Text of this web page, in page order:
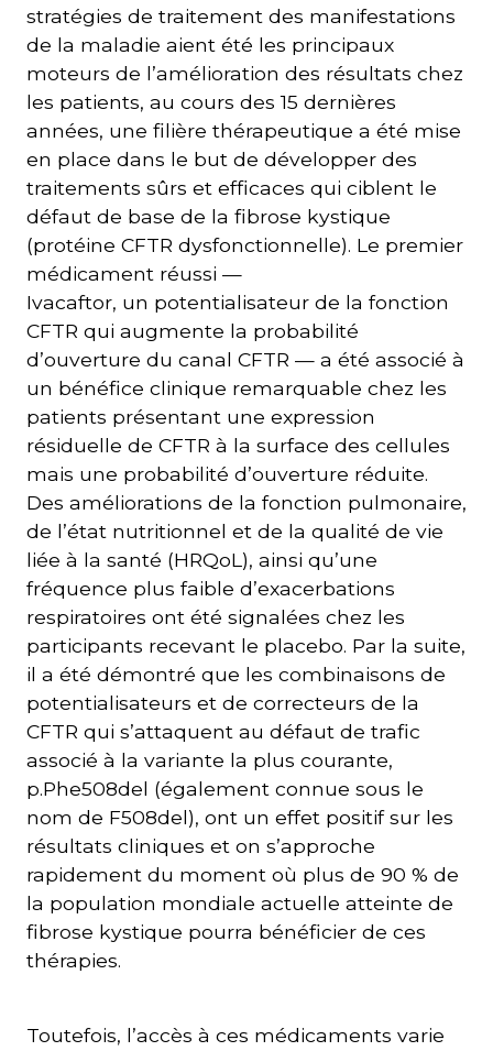
stratégies de traitement des manifestations
de la maladie aient été les principaux
moteurs de l’amélioration des résultats chez
les patients, au cours des 15 dernières
années, une filière thérapeutique a été mise
en place dans le but de développer des
traitements sûrs et efficaces qui ciblent le
défaut de base de la fibrose kystique
(protéine CFTR dysfonctionnelle). Le premier
médicament réussi —
Ivacaftor, un potentialisateur de la fonction
CFTR qui augmente la probabilité
d’ouverture du canal CFTR — a été associé à
un bénéfice clinique remarquable chez les
patients présentant une expression
résiduelle de CFTR à la surface des cellules
mais une probabilité d’ouverture réduite.
Des améliorations de la fonction pulmonaire,
de l’état nutritionnel et de la qualité de vie
liée à la santé (HRQoL), ainsi qu’une
fréquence plus faible d’exacerbations
respiratoires ont été signalées chez les
participants recevant le placebo. Par la suite,
il a été démontré que les combinaisons de
potentialisateurs et de correcteurs de la
CFTR qui s’attaquent au défaut de trafic
associé à la variante la plus courante,
p.Phe508del (également connue sous le
nom de F508del), ont un effet positif sur les
résultats cliniques et on s’approche
rapidement du moment où plus de 90 % de
la population mondiale actuelle atteinte de
fibrose kystique pourra bénéficier de ces
thérapies.
Toutefois, l’accès à ces médicaments varie